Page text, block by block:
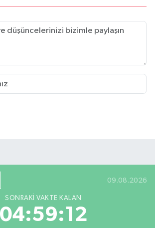
09.08.2026
SONRAKI VAKTE KALAN
04:59:11